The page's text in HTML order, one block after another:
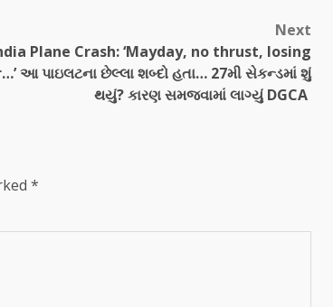
Next
Plane Crash: ‘Mayday, no thrust, losing
આ પાઇલટના છેલ્લા શબ્દો હતા… 27મી સેકન્ડમાં શું
થયું? કારણ સમજવામાં લાગ્યું DGCA
*